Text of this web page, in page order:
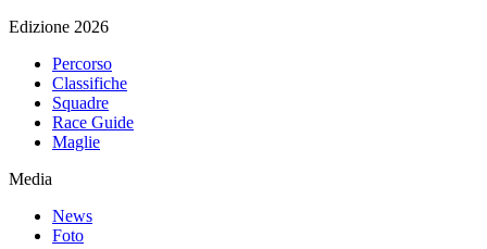
Edizione 2026
Percorso
Classifiche
Squadre
Race Guide
Maglie
Media
News
Foto